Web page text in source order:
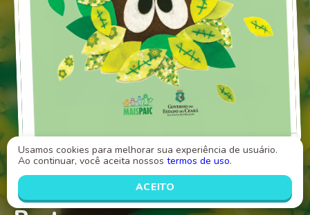
ALFABETIZAÇÃO - Livro
Que Bicho é Esse - 2ª
Usamos cookies para melhorar sua experiência de usuário.
Ao continuar, você aceita nossos termos de uso.
ACEITO